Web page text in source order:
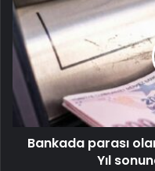
Bankada parası
Yıl